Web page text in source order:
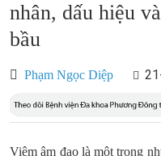
nhân, dấu hiệu
bầu
Phạm Ngọc Diệp
Viêm âm đạo là một trong